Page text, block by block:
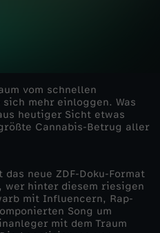
vom schnellen
mehr einloggen. Was
heutiger Sicht etwas
Cannabis-Betrug aller
neue ZDF-Doku-Format
wer hinter diesem riesigen
mit Influencern, Rap-
Song um
mit dem Traum